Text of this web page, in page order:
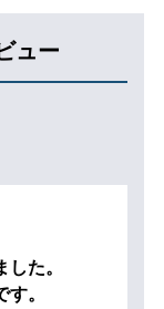
ュー
た。
。